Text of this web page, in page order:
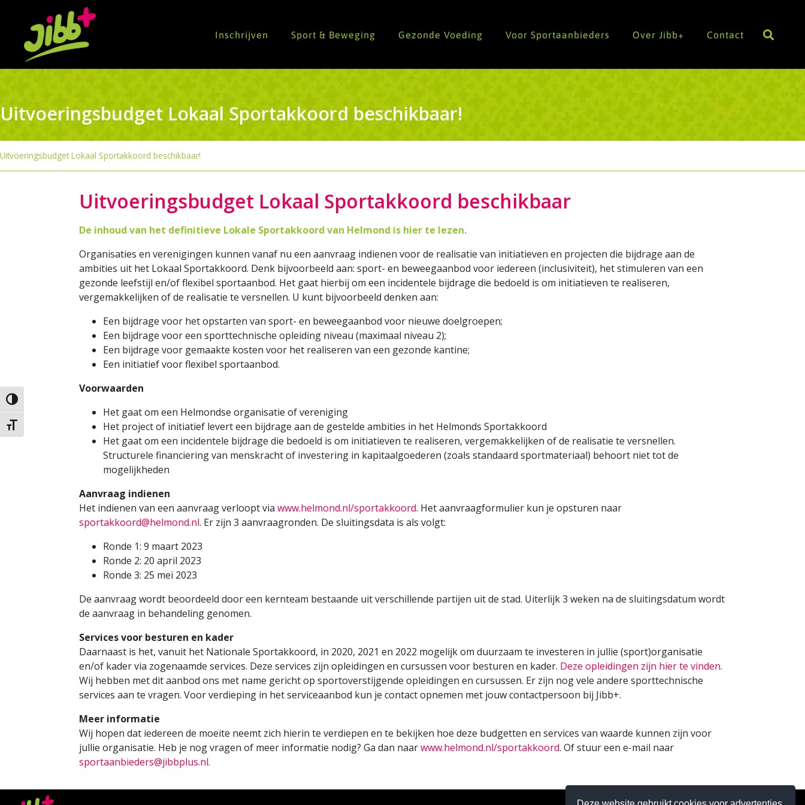
Keuze voor hoog contrast
Kies grootte van het lettertype
Inschrijven Sport & Beweging Gezonde Voeding Voor Sportaanbieders Over Jibb+ Contact
Uitvoeringsbudget Lokaal Sportakkoord beschikbaar!
Uitvoeringsbudget Lokaal Sportakkoord beschikbaar!
Uitvoeringsbudget Lokaal Sportakkoord beschikbaar
De inhoud van het definitieve Lokale Sportakkoord van Helmond is hier te lezen.
Organisaties en verenigingen kunnen vanaf nu een aanvraag indienen voor de realisatie van initiatieven en projecten die bijdrage aan de
ambities uit het Lokaal Sportakkoord. Denk bijvoorbeeld aan: sport- en beweegaanbod voor iedereen (inclusiviteit), het stimuleren van een
gezonde leefstijl en/of flexibel sportaanbod. Het gaat hierbij om een incidentele bijdrage die bedoeld is om initiatieven te realiseren,
vergemakkelijken of de realisatie te versnellen. U kunt bijvoorbeeld denken aan:
Een bijdrage voor het opstarten van sport- en beweegaanbod voor nieuwe doelgroepen;
Een bijdrage voor een sporttechnische opleiding niveau (maximaal niveau 2);
Een bijdrage voor gemaakte kosten voor het realiseren van een gezonde kantine;
Een initiatief voor flexibel sportaanbod.
Voorwaarden
Het gaat om een Helmondse organisatie of vereniging
Het project of initiatief levert een bijdrage aan de gestelde ambities in het Helmonds Sportakkoord
Het gaat om een incidentele bijdrage die bedoeld is om initiatieven te realiseren, vergemakkelijken of de realisatie te versnellen.
Structurele financiering van menskracht of investering in kapitaalgoederen (zoals standaard sportmateriaal) behoort niet tot de
mogelijkheden
Aanvraag indienen
Het indienen van een aanvraag verloopt via www.helmond.nl/sportakkoord. Het aanvraagformulier kun je opsturen naar
sportakkoord@helmond.nl. Er zijn 3 aanvraagronden. De sluitingsdata is als volgt:
Ronde 1: 9 maart 2023
Ronde 2: 20 april 2023
Ronde 3: 25 mei 2023
De aanvraag wordt beoordeeld door een kernteam bestaande uit verschillende partijen uit de stad. Uiterlijk 3 weken na de sluitingsdatum wordt
de aanvraag in behandeling genomen.
Services voor besturen en kader
Daarnaast is het, vanuit het Nationale Sportakkoord, in 2020, 2021 en 2022 mogelijk om duurzaam te investeren in jullie (sport)organisatie
en/of kader via zogenaamde services. Deze services zijn opleidingen en cursussen voor besturen en kader. Deze opleidingen zijn hier te vinden.
Wij hebben met dit aanbod ons met name gericht op sportoverstijgende opleidingen en cursussen. Er zijn nog vele andere sporttechnische
services aan te vragen. Voor verdieping in het serviceaanbod kun je contact opnemen met jouw contactpersoon bij Jibb+.
Meer informatie
Wij hopen dat iedereen de moeite neemt zich hierin te verdiepen en te bekijken hoe deze budgetten en services van waarde kunnen zijn voor
jullie organisatie. Heb je nog vragen of meer informatie nodig? Ga dan naarwww.helmond.nl/sportakkoord. Of stuur een e-mail naar
sportaanbieders@jibbplus.nl.